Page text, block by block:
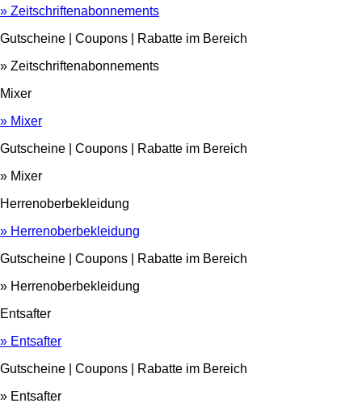
» Zeitschriftenabonnements
Gutscheine | Coupons | Rabatte im Bereich
» Zeitschriftenabonnements
Mixer
» Mixer
Gutscheine | Coupons | Rabatte im Bereich
» Mixer
Herrenoberbekleidung
» Herrenoberbekleidung
Gutscheine | Coupons | Rabatte im Bereich
» Herrenoberbekleidung
Entsafter
» Entsafter
Gutscheine | Coupons | Rabatte im Bereich
» Entsafter